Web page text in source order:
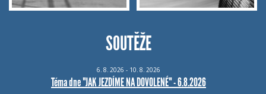
SOUTĚŽE
6. 8. 2026 - 10. 8. 2026
Téma dne "JAK JEZDÍME NA DOVOLENÉ" - 6.8.2026